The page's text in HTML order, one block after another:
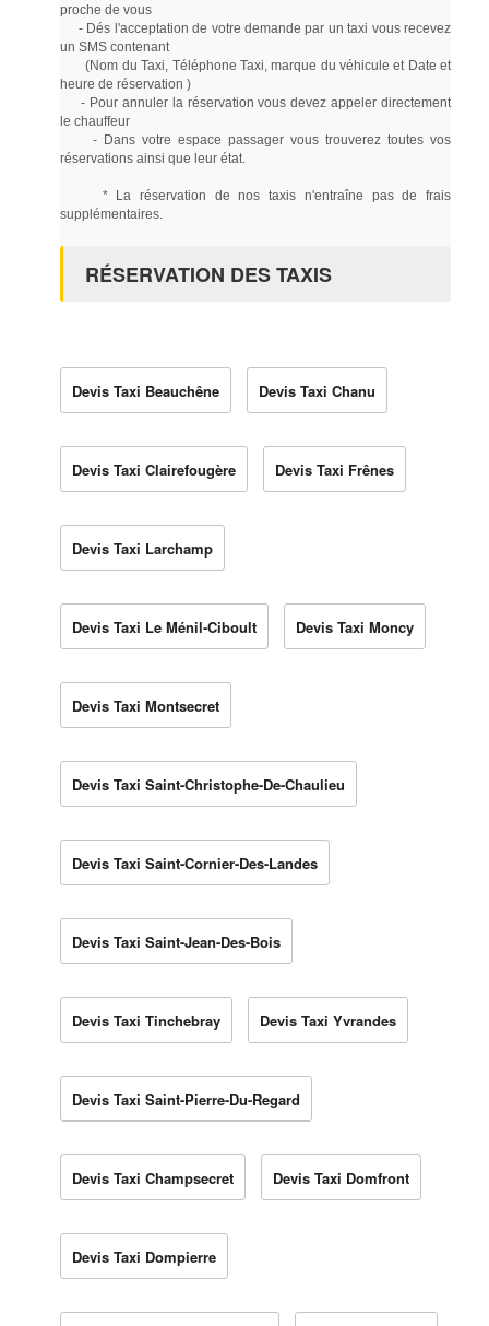
proche de vous
- Dés l'acceptation de votre demande par un taxi vous recevez
un SMS contenant
(Nom du Taxi, Téléphone Taxi, marque du véhicule et Date et
heure de réservation )
- Pour annuler la réservation vous devez appeler directement
le chauffeur
- Dans votre espace passager vous trouverez toutes vos
réservations ainsi que leur état.
* La réservation de nos taxis n'entraîne pas de frais
supplémentaires.
RÉSERVATION DES TAXIS
Devis Taxi Beauchêne Devis Taxi Chanu
Devis Taxi Clairefougère Devis Taxi Frênes
Devis Taxi Larchamp
Devis Taxi Le Ménil-Ciboult Devis Taxi Moncy
Devis Taxi Montsecret
Devis Taxi Saint-Christophe-De-Chaulieu
Devis Taxi Saint-Cornier-Des-Landes
Devis Taxi Saint-Jean-Des-Bois
Devis Taxi Tinchebray Devis Taxi Yvrandes
Devis Taxi Saint-Pierre-Du-Regard
Devis Taxi Champsecret Devis Taxi Domfront
Devis Taxi Dompierre